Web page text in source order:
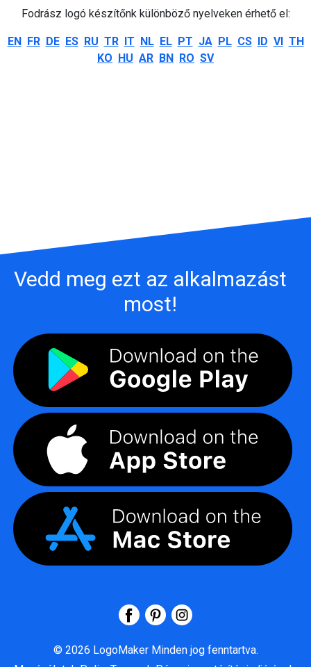
Fodrász logó készítőnk különböző nyelveken érhető el:
EN FR DE ES RU TR IT NL EL PT JA PL CS ID VI TH
KO HU AR BN RO SV
Vedd meg ezt az alkalmazást
most!
© 2026 LogoMaker Minden jog fenntartva.